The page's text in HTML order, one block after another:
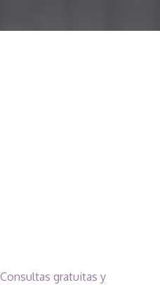
Consultas gratuitas y